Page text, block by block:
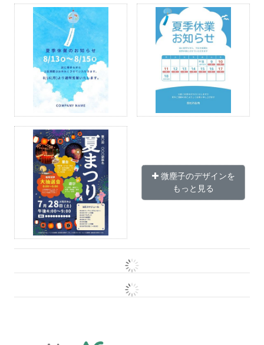
微塵子のデザインを
もっと見る